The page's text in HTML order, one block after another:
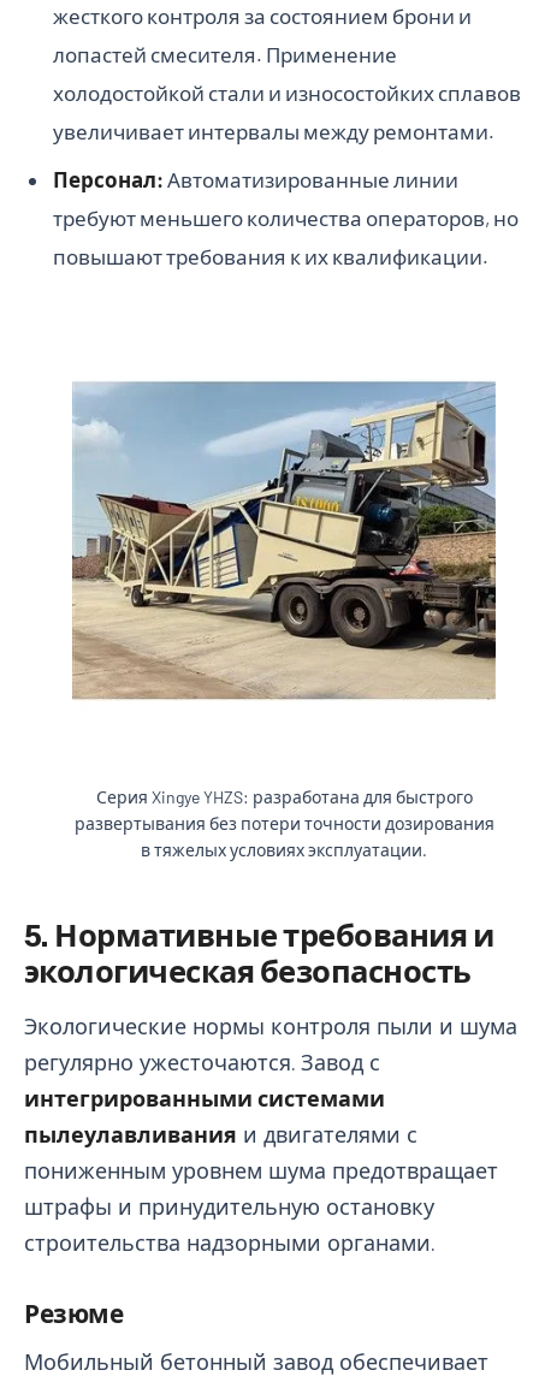
жесткого контроля за состоянием брони и
лопастей смесителя. Применение
холодостойкой стали и износостойких сплавов
увеличивает интервалы между ремонтами.
Персонал: Автоматизированные линии
требуют меньшего количества операторов, но
повышают требования к их квалификации.
Серия Xingye YHZS: разработана для быстрого
развертывания без потери точности дозирования
в тяжелых условиях эксплуатации.
5. Нормативные требования и
экологическая безопасность
Экологические нормы контроля пыли и шума
регулярно ужесточаются. Завод с
интегрированными системами
пылеулавливания и двигателями с
пониженным уровнем шума предотвращает
штрафы и принудительную остановку
строительства надзорными органами.
Резюме
Мобильный бетонный завод обеспечивает